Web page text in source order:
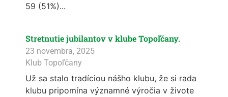
59 (51%)...
Stretnutie jubilantov v klube Topoľčany.
23 novembra, 2025
Klub Topoľčany
Už sa stalo tradíciou nášho klubu, že si rada
klubu pripomína významné výročia v živote